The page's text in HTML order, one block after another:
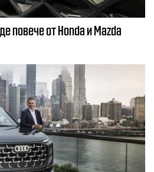
повече от Honda и Mazda